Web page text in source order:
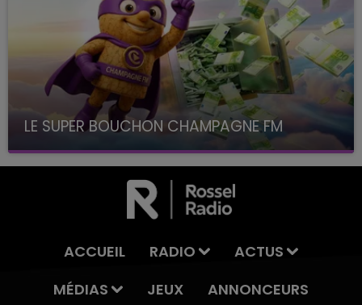
LE SUPER BOUCHON CHAMPAGNE FM
avec La Famille Champagne FM, à 8H10
ACCUEIL RADIO
ACTUS
MÉDIAS
JEUX ANNONCEURS